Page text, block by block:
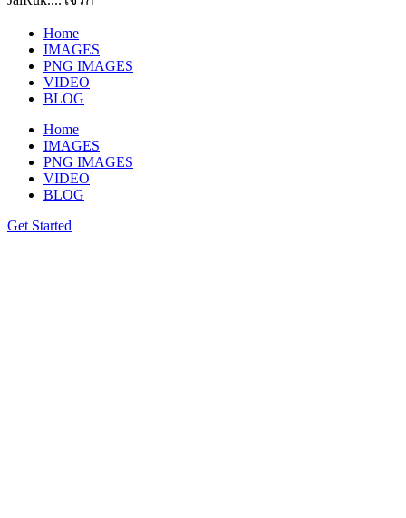
Home
IMAGES
PNG IMAGES
VIDEO
BLOG
Home
IMAGES
PNG IMAGES
VIDEO
BLOG
Get Started